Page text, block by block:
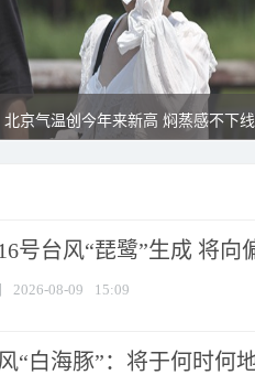
北京气温创今年来新高 焖蒸感不下线
号台风“琵鹭”生成 将向
2026-08-09 15:09
“白海豚”：将于何时何